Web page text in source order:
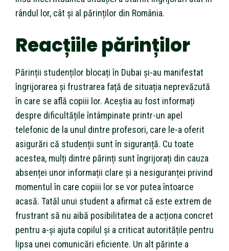
rândul lor, cât și al părinților din România.
Reacțiile părinților
Părinții studenților blocați în Dubai și-au manifestat
îngrijorarea și frustrarea față de situația neprevăzută
în care se află copiii lor. Aceștia au fost informați
despre dificultățile întâmpinate printr-un apel
telefonic de la unul dintre profesori, care le-a oferit
asigurări că studenții sunt în siguranță. Cu toate
acestea, mulți dintre părinți sunt îngrijorați din cauza
absenței unor informații clare și a nesiguranței privind
momentul în care copiii lor se vor putea întoarce
acasă. Tatăl unui student a afirmat că este extrem de
frustrant să nu aibă posibilitatea de a acționa concret
pentru a-și ajuta copilul și a criticat autoritățile pentru
lipsa unei comunicări eficiente. Un alt părinte a